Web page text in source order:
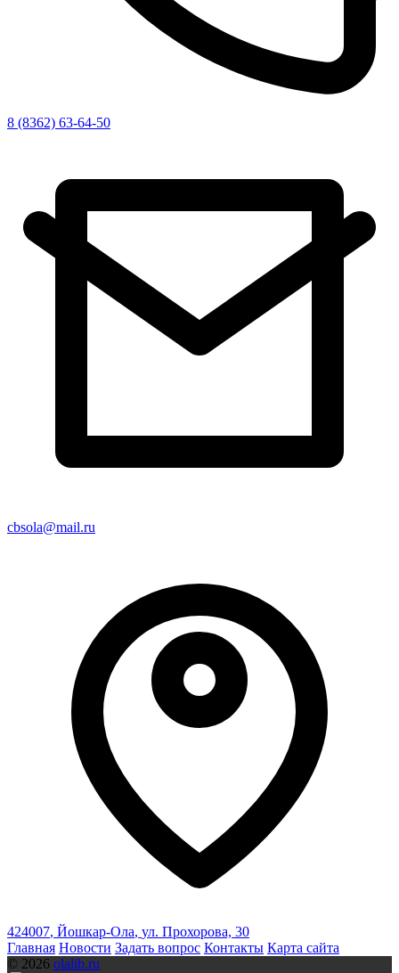
8 (8362) 63-64-50
cbsola@mail.ru
424007, Йошкар-Ола, ул. Прохорова, 30
Главная Новости Задать вопрос Контакты Карта сайта
© 2026 olalib.ru